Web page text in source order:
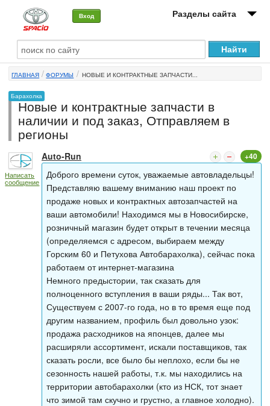
Вход Разделы сайта
О машине
Автоклуб
Форумы
Сервисы и услуги
Новости
ГЛАВНАЯ ФОРУМЫ НОВЫЕ И КОНТРАКТНЫЕ ЗАПЧАСТИ...
Барахолка
Новые и контрактные запчасти в
наличии и под заказ, Отправляем в
регионы
Написать
сообщение
Auto-Run +40
Доброго времени суток, уважаемые автовладельцы!
Представляю вашему вниманию наш проект по
продаже новых и контрактных автозапчастей на
ваши автомобили! Находимся мы в Новосибирске,
розничный магазин будет открыт в течении месяца
(определяемся с адресом, выбираем между
Горским 60 и Петухова Автобарахолка), сейчас пока
работаем от интернет-магазина
Немного предыстории, так сказать для
полноценного вступления в ваши ряды... Так вот,
Существуем с 2007-го года, но в то время еще под
другим названием, профиль был довольно узок:
продажа расходников на японцев, далее мы
расширяли ассортимент, искали поставщиков, так
сказать росли, все было бы неплохо, если бы не
сезонность нашей работы, т.к. мы находились на
территории автобарахолки (кто из НСК, тот знает
что зимой там скучно и грустно, а главное холодно).